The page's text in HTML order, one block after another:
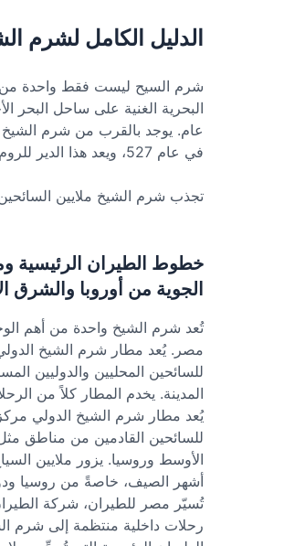
الدليل الكامل لشرم
شرم السيح ليست فقط واحدة من
البحرية الغنية على ساحل البحر
عام. يوجد بالقرب من شرم الشيخ
في عام 527، ويعد هذا الدير للروم الأرثوذكس أحد أقدم الأديرة التي لا تزال تعمل في العالم. في عام 2002، أُدرج الدير في قائمة اليونسكو للتراث العالمي.
تجذب شرم الشيخ ملايين
خطوط الطيران الرئيسية
الجوية من أوروبا والشرق
تُعد شرم الشيخ واحدة من أهم
مصر. يُعد مطار شرم الشيخ
للسائحين المحليين والدوليين
المدينة. يخدم المطار كلاً من
يُعد مطار شرم الشيخ الدولي
للسائحين القادمين من مناطق
الأوسط وروسيا. يزور ملايين
أشهر الصيف، خاصةً من روسيا
تُسيّر مصر للطيران، شركة
رحلات داخلية منتظمة إلى شرم